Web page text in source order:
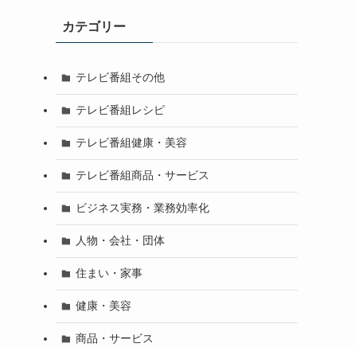
カテゴリー
テレビ番組その他
テレビ番組レシピ
テレビ番組健康・美容
テレビ番組商品・サービス
ビジネス実務・業務効率化
人物・会社・団体
住まい・家事
健康・美容
商品・サービス